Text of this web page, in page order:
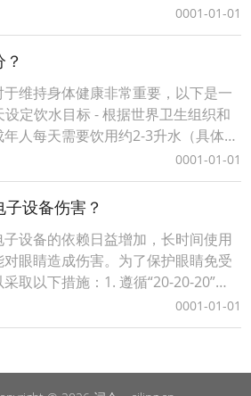
天睡足7-8小时：充足的睡眠有助于
疲劳引起的黑眼圈。- 保持规律作
定时间入睡和起床。2. 改善生活习
间盯着电脑或手机
0001-01-01
维持身体健康非常重要，以下是一
定饮水目标 - 根据世界卫生组织和
人每天需要饮用约2-3升水（具体量
和活动水平而异）。 - 可以用一个大
定每天喝多少杯水的目标。2. 随身
可重复使用的水瓶，方便随时喝
水的习惯
0001-01-01
设备伤害？
设备的依赖日益增加，长时间使用
眼睛造成伤害。为了保护眼睛免受
取以下措施：1. 遵循“20-20-20”法
设备20分钟，就远眺至少20英尺（约
。 - 这种方法可以帮助眼睛放松，减
0001-01-01